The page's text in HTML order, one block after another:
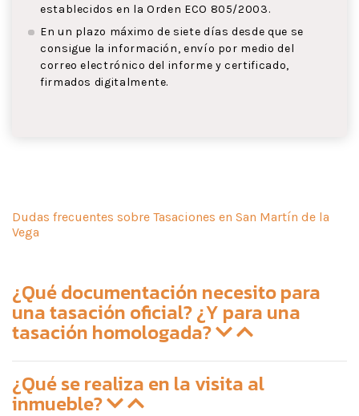
establecidos en la Orden ECO 805/2003.
En un plazo máximo de siete días desde que se
consigue la información, envío por medio del
correo electrónico del informe y certificado,
firmados digitalmente.
Dudas frecuentes sobre Tasaciones en San Martín de la
Vega
¿Qué documentación necesito para
una tasación oficial? ¿Y para una
tasación homologada?
¿Qué se realiza en la visita al
inmueble?